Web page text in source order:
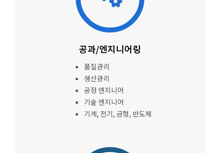
공과/엔지니어링
품질관리
생산관리
공정 엔지니어
기술 엔지니어
기계, 전기, 금형, 반도체